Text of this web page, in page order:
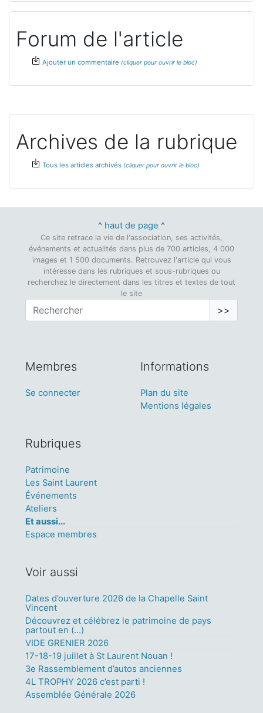
Forum de l'article
Ajouter un commentaire
Archives de la rubrique
Tous les articles archivés
^ haut de page ^
Ce site retrace la vie de l'association, ses activités,
événements et actualités dans plus de 700 articles, 4 000
images et 1 500 documents. Retrouvez l'article qui vous
intéresse dans les rubriques et sous-rubriques ou
recherchez le directement dans les titres et textes de tout
le site
>>
Membres
Se connecter
Informations
Plan du site
Mentions légales
Rubriques
Patrimoine
Les Saint Laurent
Événements
Ateliers
Et aussi...
Espace membres
Voir aussi
Dates d’ouverture 2026 de la Chapelle Saint
Vincent
Découvrez et célébrez le patrimoine de pays
partout en (…)
VIDE GRENIER 2026
17-18-19 juillet à St Laurent Nouan !
3e Rassemblement d’autos anciennes
4L TROPHY 2026 c’est parti !
Assemblée Générale 2026